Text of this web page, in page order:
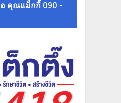
คุณแม็กกี้ 090 -